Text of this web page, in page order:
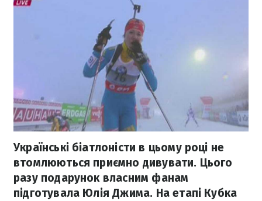
Українські біатлоністи в цьому році не
втомлюються приємно дивувати. Цього
разу подарунок власним фанам
підготувала Юлія Джима. На етапі Кубка